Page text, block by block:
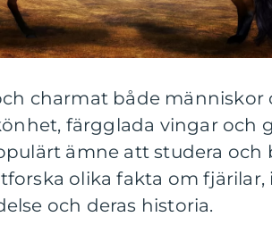
charmat både människor
färgglada vingar och
ämne att studera och
olika fakta om fjärilar,
och deras historia.